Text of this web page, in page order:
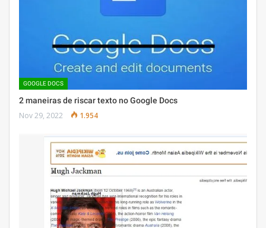
GOOGLE DOCS
2 maneiras de riscar texto no Google Docs
Nov 29, 2022 1.954